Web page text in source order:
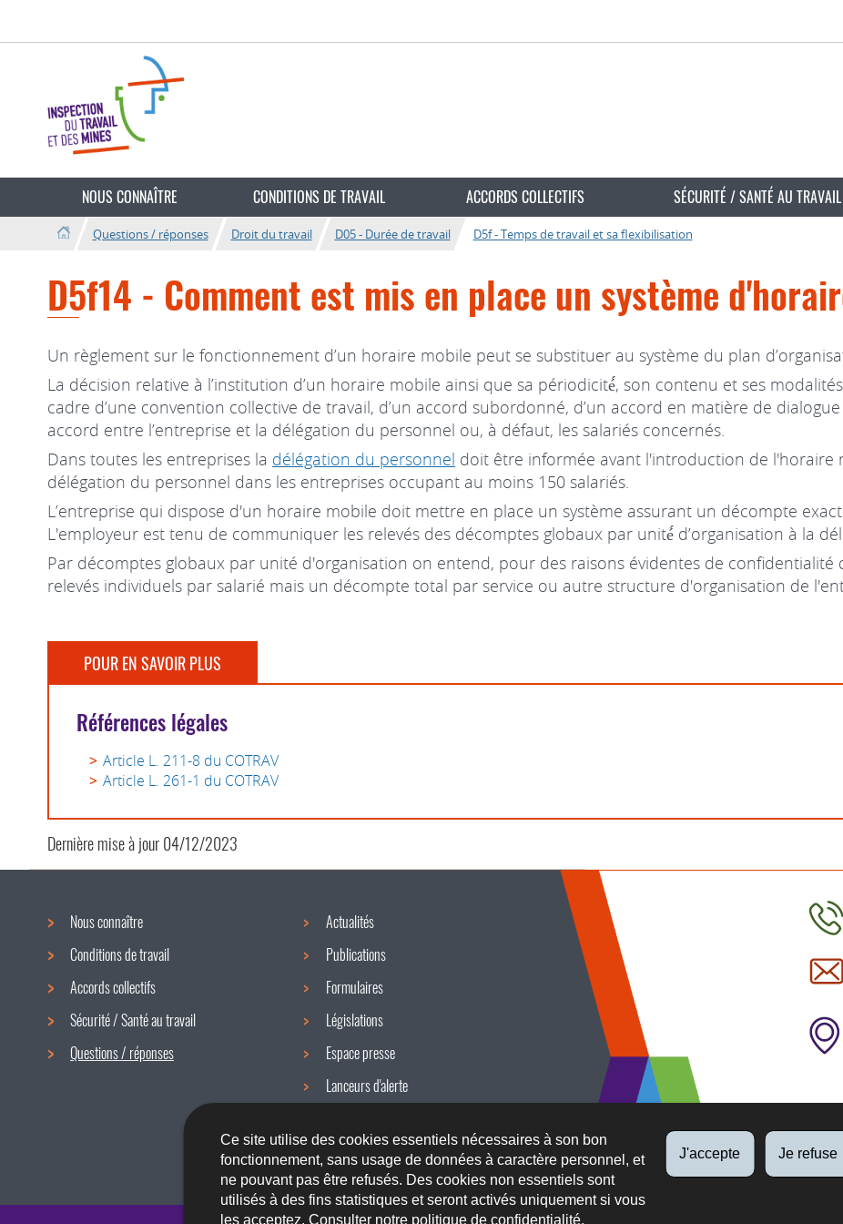
Ce site utilise des cookies essentiels nécessaires à son bon
fonctionnement, sans usage de données à caractère personnel, et
ne pouvant pas être refusés. Des cookies non essentiels sont
utilisés à des fins statistiques et seront activés uniquement si vous
les acceptez. Consulter notre politique de confidentialité.
J'accepte Je refuse
langue
NOUS CONNAÎTRE CONDITIONS DE TRAVAIL ACCORDS COLLECTIFS SÉCURITÉ / SANTÉ AU TRAVAIL
Questions / réponses Droit du travail D05 - Durée de travail D5f - Temps de travail et sa flexibilisation
D5f14 - Comment est mis en place un système
Un règlement sur le fonctionnement d’un horaire mobile peut se substituer au système du plan
La décision relative à l’institution d’un horaire mobile ainsi que sa périodicité́, son contenu et ses
cadre d’une convention collective de travail, d’un accord subordonné, d’un accord en matière de
accord entre l’entreprise et la délégation du personnel ou, à défaut, les salariés concernés.
Dans toutes les entreprises la délégation du personnel doit être informée avant l'introduction de l'horaire
délégation du personnel dans les entreprises occupant au moins 150 salariés.
L’entreprise qui dispose d'un horaire mobile doit mettre en place un système assurant un décompte
L'employeur est tenu de communiquer les relevés des décomptes globaux par unité́ d’organisation à la
Par décomptes globaux par unité d'organisation on entend, pour des raisons évidentes de confidentialité
relevés individuels par salarié mais un décompte total par service ou autre structure d'organisation de
POUR EN SAVOIR PLUS
Références légales
Article L. 211-8 du COTRAV
Article L. 261-1 du COTRAV
Dernière mise à jour04/12/2023
Menu
de
navigation
Nous connaître
Conditions de travail
Accords collectifs
Sécurité / Santé au travail
Questions / réponses
Actualités
Publications
Formulaires
Législations
Espace presse
Lanceurs d'alerte
l'ITM
par